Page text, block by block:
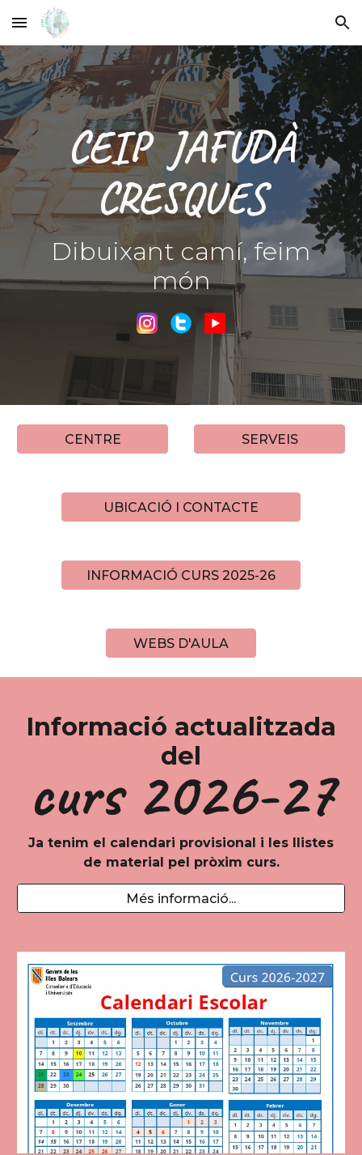
Skip to main content Skip to navigation
CEIP JAFUDÀ
CRESQUES
Dibuixant camí, feim
món
CENTRE SERVEIS
UBICACIÓ I CONTACTE
INFORMACIÓ CURS 2025-26
WEBS D'AULA
Informació actualitzada
del
curs 2026-27
Ja tenim el calendari provisional i les llistes
de material pel pròxim curs.
Més informació...